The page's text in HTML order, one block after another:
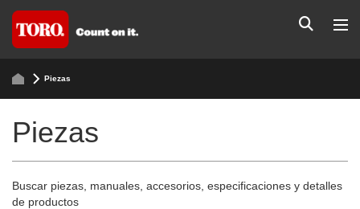
Piezas
Piezas
Buscar piezas, manuales, accesorios, especificaciones y detalles
de productos